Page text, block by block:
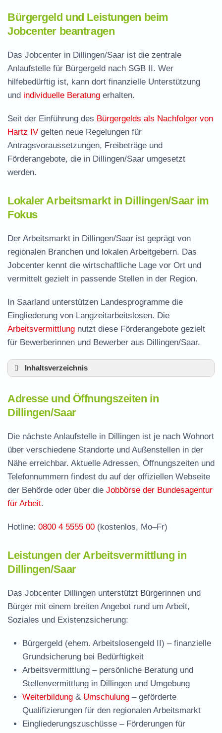
Bürgergeld und Leistungen beim
Jobcenter beantragen
Das Jobcenter in Dillingen/Saar ist die zentrale
Anlaufstelle für Bürgergeld nach SGB II. Wer
hilfebedürftig ist, kann dort finanzielle Unterstützung
und individuelle Beratung erhalten.
Seit der Einführung des Bürgergelds als Nachfolger von
Hartz IV gelten neue Regelungen für
Antragsvoraussetzungen, Freibeträge und
Förderangebote, die in Dillingen/Saar umgesetzt
werden.
Lokaler Arbeitsmarkt in Dillingen/Saar im
Fokus
Der Arbeitsmarkt in Dillingen/Saar ist geprägt von
regionalen Branchen und lokalen Arbeitgebern. Das
Jobcenter kennt die wirtschaftliche Lage vor Ort und
vermittelt gezielt in passende Stellen in der Region.
In Saarland unterstützen Landesprogramme die
Eingliederung von Langzeitarbeitslosen. Die
Arbeitsvermittlung nutzt diese Förderangebote gezielt
für Bewerberinnen und Bewerber aus Dillingen/Saar.
Inhaltsverzeichnis
Leistungen der Arbeitsvermittlung in Dillingen
Termin vereinbaren und Bürgergeld beantragen
Jobcenter Saarlouis – zuständige Stelle
Stellenangebote und Jobbörse in Dillingen
Häufige Fragen rund ums Jobcenter
Adresse und Öffnungszeiten in
Dillingen/Saar
Die nächste Anlaufstelle in Dillingen ist je nach Wohnort
über verschiedene Standorte und Außenstellen in der
Nähe erreichbar. Aktuelle Adressen, Öffnungszeiten und
Telefonnummern findest du auf der offiziellen Webseite
der Behörde oder über die Jobbörse der Bundesagentur
für Arbeit.
Hotline: 0800 4 5555 00 (kostenlos, Mo–Fr)
Leistungen der Arbeitsvermittlung in
Dillingen/Saar
Das Jobcenter Dillingen unterstützt Bürgerinnen und
Bürger mit einem breiten Angebot rund um Arbeit,
Soziales und Existenzsicherung:
Bürgergeld (ehem. Arbeitslosengeld II) – finanzielle
Grundsicherung bei Bedürftigkeit
Arbeitsvermittlung – persönliche Beratung und
Stellenvermittlung in Dillingen und Umgebung
Weiterbildung & Umschulung – geförderte
Qualifizierungen für den regionalen Arbeitsmarkt
Eingliederungszuschüsse – Förderungen für